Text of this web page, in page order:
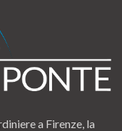
a Firenze, la